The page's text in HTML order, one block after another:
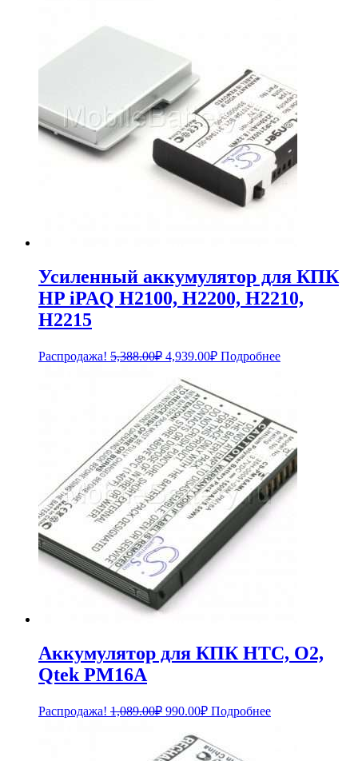
Усиленный аккумулятор для КПК
HP iPAQ H2100, H2200, H2210,
H2215
Распродажа! 5,388.00₽ Первоначальная
составляла
5,388.00₽.
4,939.00₽Текущая
цена:
Подробнее
Аккумулятор для КПК HTC, O2,
Qtek PM16A
Распродажа! 1,089.00₽ Первоначальная
составляла
1,089.00₽.
990.00₽Текущая
цена:
990.00₽.
Подробнее